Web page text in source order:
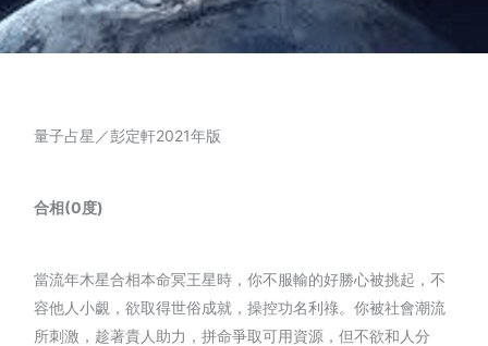
量子占星／彭定軒2021年版
合相(0度)
當流年木星合相本命冥王星時，你不服輸的好勝心被挑起，不
容他人小覷，欲取得世俗成就，操控功名利祿。你被社會潮流
所刺激，趁著貴人助力，拼命爭取可用資源，但不欲和人分